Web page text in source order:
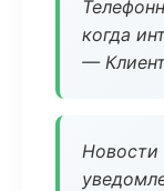
когда
—
Новости